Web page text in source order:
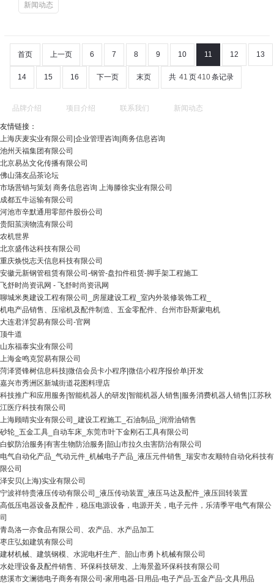
新闻动态
首页 上一页 6 7 8 9 10 11 12 13
14 15 16 下一页 末页 共 41 页410条记录
品牌介绍 项目介绍 联系我们 新闻动态
友情链接：
上海庆麦实业有限公司|企业管理咨询|商务信息咨询
池州天福集团有限公司
北京易丛文化传播有限公司
佛山蒲友品茶论坛
市场营销与策划 商务信息咨询 上海滕徐实业有限公司
成都五牛运输有限公司
河池市辛默通用零部件股份公司
贵阳茧演物流有限公司
农机世界
北京盛伟达科技有限公司
重庆焕悦志天信息科技有限公司
安徽元新钢管租赁有限公司-钢管-盘扣件租赁-脚手架工程施工
飞舒时尚资讯网 - 飞舒时尚资讯网
聊城米奥建设工程有限公司_房屋建设工程_室内外装修装饰工程_
机电产品销售、压缩机及配件制造、五金零配件、台州市卧斯蒙电机
大连君洋贸易有限公司-官网
顶牛道
山东福泰实业有限公司
上海金鸣克贸易有限公司
菏泽贤锋树信息科技|微信会员卡小程序|微信小程序报价单|开发
嘉兴市秀洲区新城街道花图料理店
科技推广和应用服务|智能机器人的研发|智能机器人销售|服务消费机器人销售|江苏秋
江医疗科技有限公司
上海顾晴实业有限公司_建设工程施工_石油制品_润滑油销售
砂轮_五金工具_自动车床_东莞市叶下金刚石工具有限公司
白蚁防治服务|有害生物防治服务|韶山市拉久虫害防治有限公司
电气自动化产品_气动元件_机械电子产品_液压元件销售_瑞安市友顺特自动化科技有
限公司
泽安贝(上海)实业有限公司
宁波祥特贵液压传动有限公司_液压传动装置_液压马达及配件_液压回转装置
高低压电器设备及配件，稳压电源设备，电源开关，电子元件，乐清季平电气有限公
司
青岛洛一亦食品有限公司、农产品、水产品加工
枣庄弘如建筑有限公司
建材机械、建筑钢模、水泥电杆生产、韶山市勇卜机械有限公司
水处理设备及配件销售、环保科技研发、上海景盈环保科技有限公司
慈溪市文澜德电子商务有限公司-家用电器-日用品-电子产品-五金产品-文具用品